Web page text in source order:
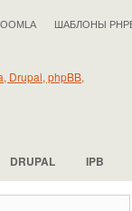
ШАБЛОНЫ
DRUPAL IPB